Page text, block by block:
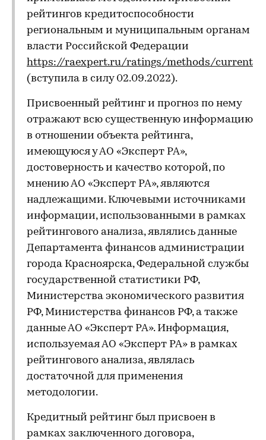
рейтингов кредитоспособности
региональным и муниципальным органам
власти Российской Федерации
https://raexpert.ru/ratings/methods/current
(вступила в силу 02.09.2022).
Присвоенный рейтинг и прогноз по нему
отражают всю существенную информацию
в отношении объекта рейтинга,
имеющуюся у АО «Эксперт РА»,
достоверность и качество которой, по
мнению АО «Эксперт РА», являются
надлежащими. Ключевыми источниками
информации, использованными в рамках
рейтингового анализа, являлись данные
Департамента финансов администрации
города Красноярска, Федеральной службы
государственной статистики РФ,
Министерства экономического развития
РФ, Министерства финансов РФ, а также
данные АО «Эксперт РА». Информация,
используемая АО «Эксперт РА» в рамках
рейтингового анализа, являлась
достаточной для применения
методологии.
Кредитный рейтинг был присвоен в
рамках заключенного договора,